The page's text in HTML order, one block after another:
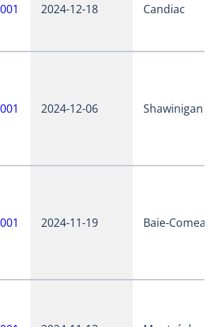
2024-12-18 Candiac
2024-12-06 Shawinigan
2024-11-19 Baie-Comeau